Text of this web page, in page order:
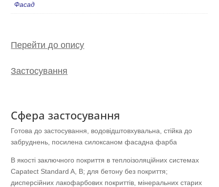
Фасад
Перейти до опису
Застосування
Сфера застосування
Готова до застосування, водовідштовхувальна, стійка до
забруднень, посилена силоксаном фасадна фарба
В якості заключного покриття в теплоізоляційних системах
Capatect Standard A, B; для бетону без покриття;
дисперсійних лакофарбових покриттів, мінеральних старих